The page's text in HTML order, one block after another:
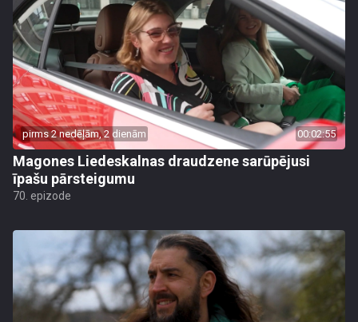
pirms 2 nedēļām, 2 dienām 00:02:55
Magones Liedeskalnas draudzene sarūpējusi
īpašu pārsteigumu
70. epizode